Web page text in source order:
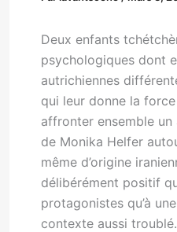
Deux enfants
psychologiques dont
autrichiennes
qui leur donne la
affronter ensemble
de Monika Helfer
même d’origine
délibérément positif
protagonistes qu’à
contexte aussi